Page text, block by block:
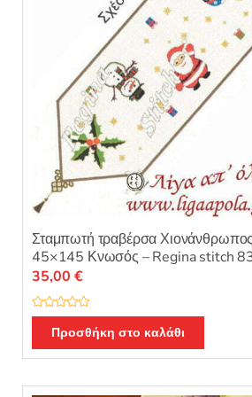
Σταμπωτή τραβέρσα
45×145 Κνωσός – Regina stitch
Β
μ
ο
35,00 €
Προσθήκη στο καλάθι